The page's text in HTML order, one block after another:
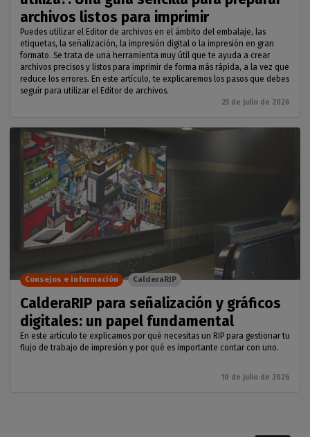
archivos listos para imprimir
Puedes utilizar el Editor de archivos en el ámbito del embalaje, las
etiquetas, la señalización, la impresión digital o la impresión en gran
formato. Se trata de una herramienta muy útil que te ayuda a crear
archivos precisos y listos para imprimir de forma más rápida, a la vez que
reduce los errores. En este artículo, te explicaremos los pasos que debes
seguir para utilizar el Editor de archivos.
23 de julio de 2026
CalderaRIP para señalización y gráficos
digitales: un papel fundamental
En este artículo te explicamos por qué necesitas un RIP para gestionar tu
flujo de trabajo de impresión y por qué es importante contar con uno.
10 de julio de 2026
Consejos e información CalderaRIP